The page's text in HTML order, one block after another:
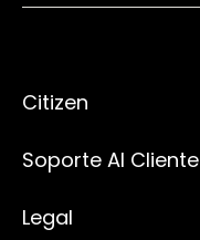
Citizen
Soporte Al Cliente
Legal